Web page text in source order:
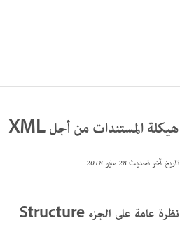
هيكلة المستندات من أجل XML
تاريخ آخر تحديث28 مايو 2018
نظرة عامة على الجزء Structure‬